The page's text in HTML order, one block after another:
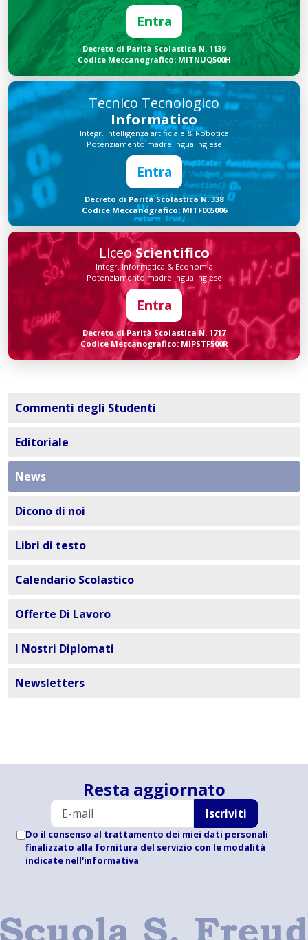
Entra
Decreto di Parità Scolastica N. 1139
Codice Meccanografico: MITNUQ500H
Tecnico Tecnologico
Informatico
Integr. Intelligenza artificiale & Robotica
Potenziamento madrelingua Inglese
Entra
Decreto di Parità Scolastica N. 338
Codice Meccanografico: MITF005006
LiceoScientifico
Integr. Informatica & Economia
Potenziamento madrelingua Inglese
Entra
Decreto di Parità Scolastica N. 1717
Codice Meccanografico: MIPSTF500R
Commenti degli Studenti
Editoriale
News
Dicono di noi
Libri di testo
Calendario Scolastico
Offerte Di Lavoro
I Nostri Diplomati
Newsletters
Resta aggiornato
Iscriviti
Do il consenso al trattamento dei miei dati personali
finalizzato alla fornitura del servizio con le modalità
indicate nell'informativa